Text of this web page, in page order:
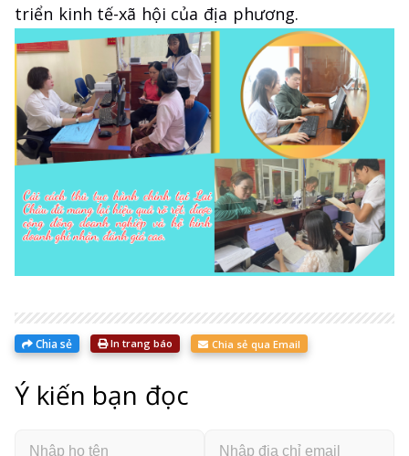
triển kinh tế-xã hội của địa phương.
Chia sẻ In trang báo Chia sẻ qua Email
Ý kiến bạn đọc